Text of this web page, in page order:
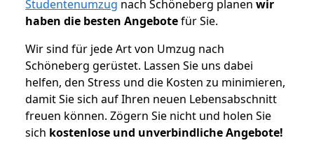
Studentenumzug nach Schöneberg planen wir
haben die besten Angebotefür Sie.
Wir sind für jede Art von Umzug nach
Schöneberg gerüstet. Lassen Sie uns dabei
helfen, den Stress und die Kosten zu minimieren,
damit Sie sich auf Ihren neuen Lebensabschnitt
freuen können. Zögern Sie nicht und holen Sie
sich kostenlose und unverbindliche Angebote!